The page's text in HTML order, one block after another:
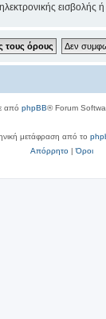
από phpBB® Forum
μετάφραση από το
Απόρρητο|Όροι